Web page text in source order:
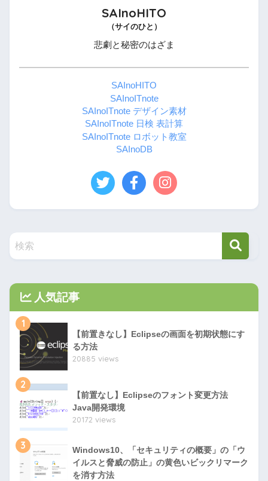
SAInoHITO
（サイのひと）
悲劇と秘密のはざま
SAInoHITO
SAInoITnote
SAInoITnote デザイン素材
SAInoITnote 日検 表計算
SAInoITnote ロボット教室
SAInoDB
人気記事
1
【前置きなし】Eclipseの画面を初期状態にす
る方法
20885 views
2
【前置なし】Eclipseのフォント変更方法
Java開発環境
20172 views
3
Windows10、「セキュリティの概要」の「ウ
イルスと脅威の防止」の黄色いビックリマーク
を消す方法